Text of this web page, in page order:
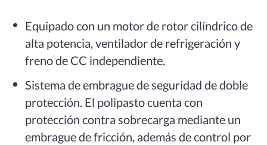
Equipado con un motor de rotor cilíndrico de
alta potencia, ventilador de refrigeración y
freno de CC independiente.
Sistema de embrague de seguridad de doble
protección. El polipasto cuenta con
protección contra sobrecarga mediante un
embrague de fricción, además de control por